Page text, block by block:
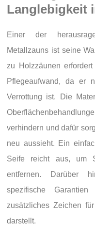
Langlebigkeit
Einer der
Metallzauns ist seine
zu Holzzäunen
Pflegeaufwand, da er
Verrottung ist. Die
verhindern und dafür
neu aussieht. Ein
Seife reicht aus, um
entfernen. Darüber
spezifische
zusätzliches Zeichen
darstellt.